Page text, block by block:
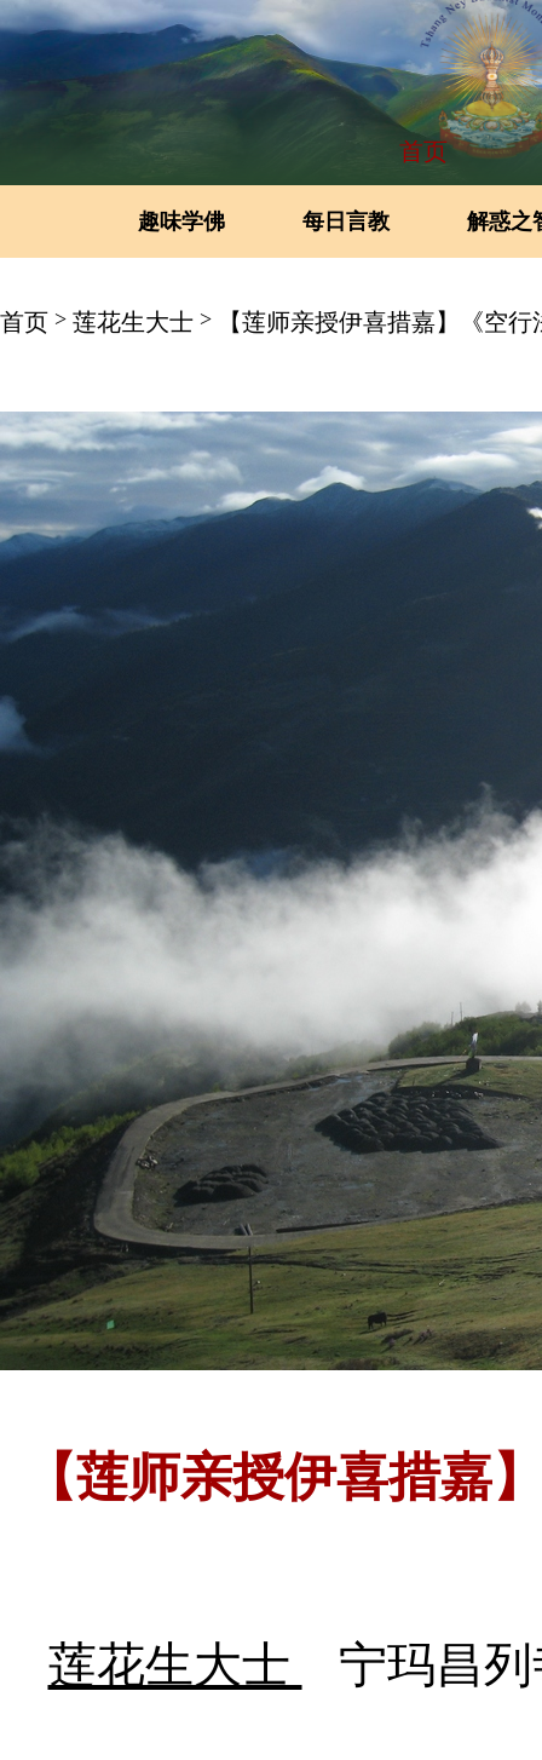
首页
趣味学佛 每日言教 解惑之
首页 > 莲花生大士 > 【莲师亲授伊喜措嘉】《空
【莲师亲授伊喜措
莲花生大士 宁玛昌